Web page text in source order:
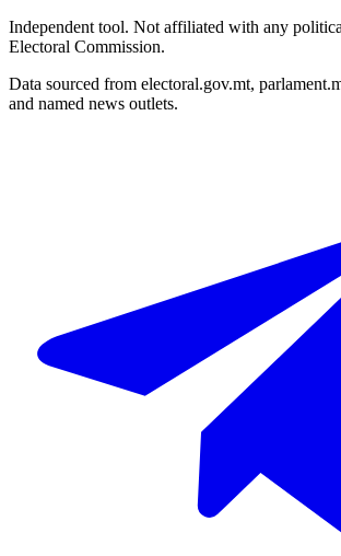
Independent tool. Not affiliated with any
Electoral Commission.
Data sourced from electoral.gov.mt,
and named news outlets.